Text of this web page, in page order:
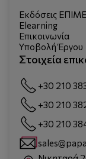
Εκδόσεις
Elearning
Επικοινωνία
Υποβολή Έργου
Στοιχεία
+30 210
+30 210
+30 210